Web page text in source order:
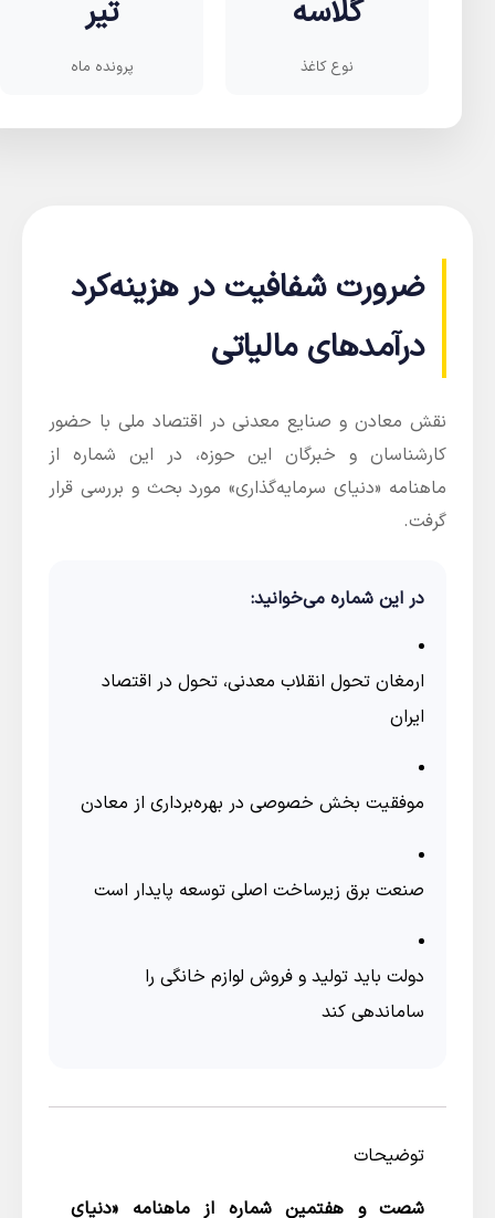
گلاسه
نوع کاغذ
تیر
پرونده ماه
ضرورت شفافیت در هزینه‌کرد
درآمدهای مالیاتی
نقش معادن و صنایع معدنی در اقتصاد ملی با حضور
کارشناسان و خبرگان این حوزه، در این شماره از
ماهنامه «دنیای سرمایه‌گذاری» مورد بحث و بررسی قرار
گرفت.
در این شماره می‌خوانید:
ارمغان تحول انقلاب معدنی، تحول در اقتصاد
ایران
موفقیت بخش خصوصی در بهره‌برداری از معادن
صنعت برق زیرساخت اصلی توسعه پایدار است
دولت باید تولید و فروش لوازم خانگی را
ساماندهی کند
توضیحات
شصت و هفتمین شماره از ماهنامه «دنیای